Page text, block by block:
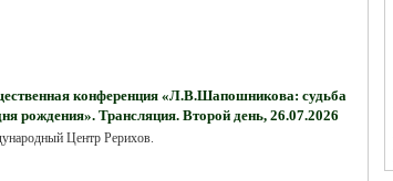
конференция «Л.В.Шапошникова: судьба
рождения». Трансляция. Второй день, 26.07.2026
Центр Рерихов.